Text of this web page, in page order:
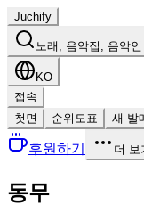
Juchify
노래, 음악집, 음악
KO
접속
첫면
순위도표 새 발
후원하기 더 보
동무